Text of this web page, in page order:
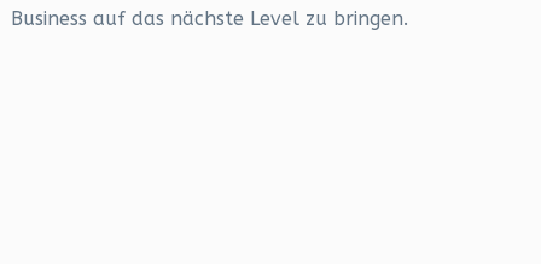
Business auf das nächste Level zu bringen.